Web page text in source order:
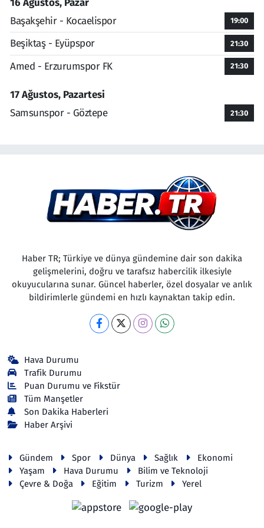
Başakşehir - Kocaelispor
19:00
Beşiktaş - Eyüpspor 21:30
Amed - Erzurumspor FK 21:30
17 Ağustos, Pazartesi
Samsunspor - Göztepe
21:30
Haber TR; Türkiye ve dünya gündemine dair son dakika
gelişmelerini, doğru ve tarafsız habercilik ilkesiyle
okuyucularına sunar. Güncel haberler, özel dosyalar ve anlık
bildirimlerle gündemi en hızlı kaynaktan takip edin.
Hava Durumu
Trafik Durumu
Puan Durumu ve Fikstür
Tüm Manşetler
Son Dakika Haberleri
Haber Arşivi
Gündem Spor Dünya Sağlık
Ekonomi
Yaşam
Hava Durumu
Bilim ve Teknoloji
Çevre & Doğa
Eğitim Turizm Yerel